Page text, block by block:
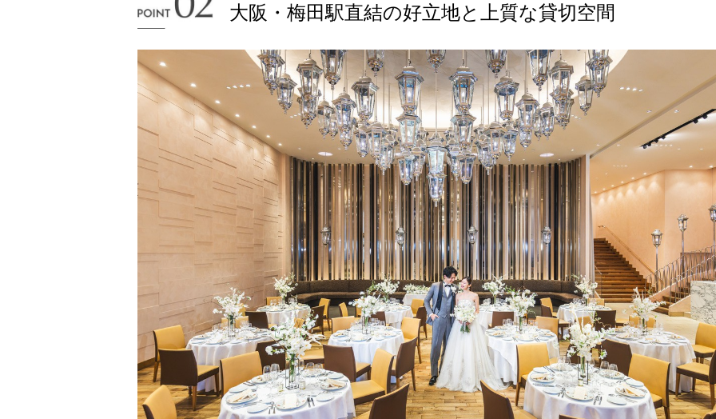
大阪・梅田駅直結の好立地と上質な貸切空間